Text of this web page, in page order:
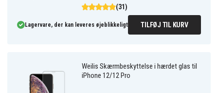
(31)
Lagervare, der kan leveres øjeblikkeligt TILFØJ TIL KURV
Weilis Skærmbeskyttelse i hærdet glas til
iPhone 12/12 Pro